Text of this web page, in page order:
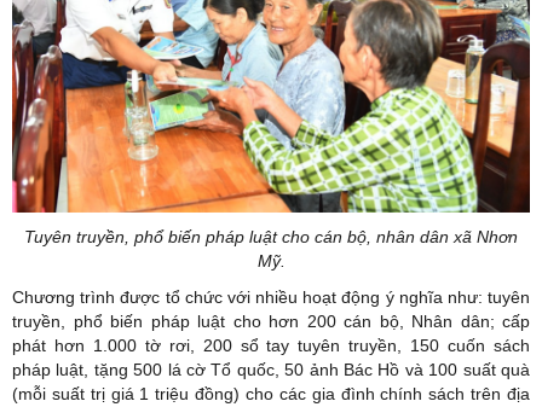
Tuyên truyền, phổ biến pháp luật cho cán bộ, nhân dân xã Nhơn
Mỹ.
Chương trình được tổ chức với nhiều hoạt động ý nghĩa như: tuyên
truyền, phổ biến pháp luật cho hơn 200 cán bộ, Nhân dân; cấp
phát hơn 1.000 tờ rơi, 200 sổ tay tuyên truyền, 150 cuốn sách
pháp luật, tặng 500 lá cờ Tổ quốc, 50 ảnh Bác Hồ và 100 suất quà
(mỗi suất trị giá 1 triệu đồng) cho các gia đình chính sách trên địa